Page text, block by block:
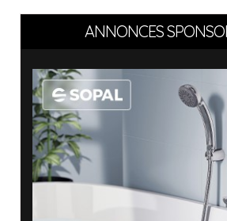
ANNONCES